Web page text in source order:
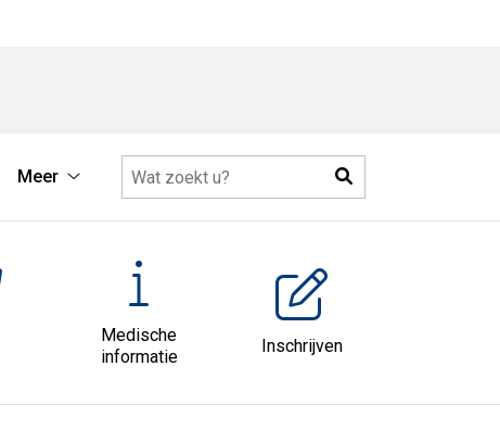
Meer
submenu
Zoeken
Medische
informatie
Inschrijven